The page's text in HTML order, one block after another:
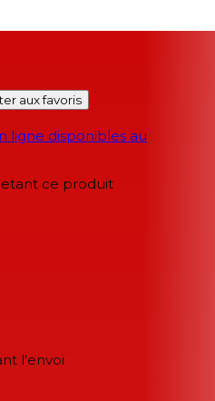
aux favoris
ligne disponibles au
ce produit
l'envoi